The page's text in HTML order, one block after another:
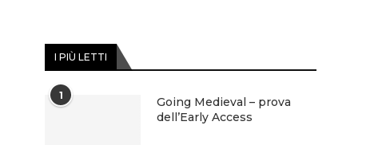
I PIÙ LETTI
1
Going Medieval – prova
dell’Early Access